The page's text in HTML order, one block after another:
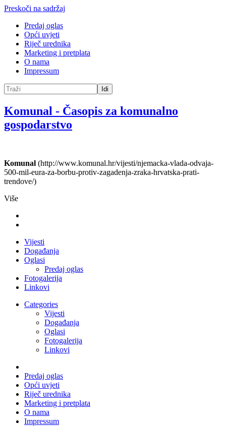
Preskoči na sadržaj
Predaj oglas
Opći uvjeti
Riječ urednika
Marketing i pretplata
O nama
Impressum
Idi
Komunal - Časopis za komunalno
gospodarstvo
Komunal (http://www.komunal.hr/vijesti/njemacka-vlada-odvaja-
500-mil-eura-za-borbu-protiv-zagadenja-zraka-hrvatska-prati-
trendove/)
Više
Vijesti
Događanja
Oglasi
Predaj oglas
Fotogalerija
Linkovi
Categories
Vijesti
Događanja
Oglasi
Fotogalerija
Linkovi
Predaj oglas
Opći uvjeti
Riječ urednika
Marketing i pretplata
O nama
Impressum